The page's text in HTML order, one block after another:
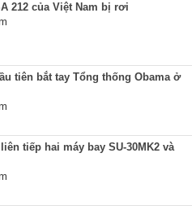
212 của Việt Nam bị rơi
tiên bắt tay Tổng thống Obama ở
tiếp hai máy bay SU-30MK2 và